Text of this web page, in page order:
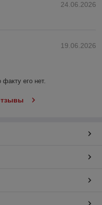
24.06.2026
19.06.2026
его нет.